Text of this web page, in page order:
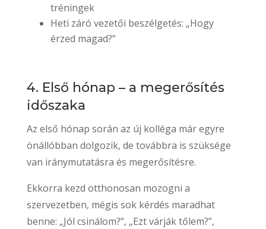
tréningek
Heti záró vezetői beszélgetés: „Hogy
érzed magad?”
4. Első hónap – a megerősítés
időszaka
Az első hónap során az új kolléga már egyre
önállóbban dolgozik, de továbbra is szüksége
van iránymutatásra és megerősítésre.
Ekkorra kezd otthonosan mozogni a
szervezetben, mégis sok kérdés maradhat
benne: „Jól csinálom?”, „Ezt várják tőlem?”,